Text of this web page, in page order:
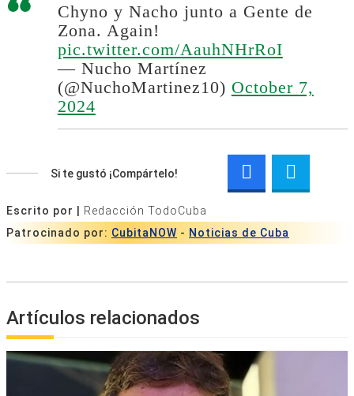
Chyno y Nacho junto a Gente de
Zona. Again!
pic.twitter.com/AauhNHrRoI
— Nucho Martínez
(@NuchoMartinez10) October 7,
2024
Si te gustó ¡Compártelo!
Escrito por |
Redacción TodoCuba
Patrocinado por: CubitaNOW - Noticias de Cuba
Artículos relacionados